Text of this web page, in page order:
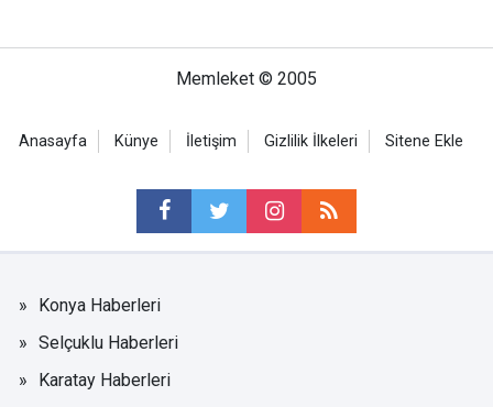
Memleket © 2005
Anasayfa Künye İletişim Gizlilik İlkeleri Sitene Ekle
Konya Haberleri
Selçuklu Haberleri
Karatay Haberleri